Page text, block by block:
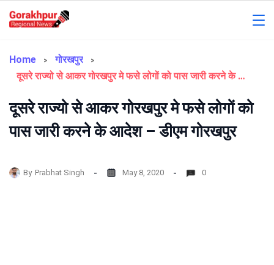
Regional
Home
गोरखपुर
दूसरे राज्यो से आकर गोरखपुर मे फसे लोगों को पास जारी करने के आदेश – डीएम गोरखपुर
दूसरे राज्यो से आकर गोरखपुर मे फसे लोगों को
पास जारी करने के आदेश – डीएम गोरखपुर
By Prabhat Singh May 8, 2020 0